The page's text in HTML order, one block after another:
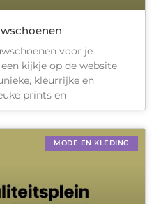
voor je
kijkje op de website
kleurrijke en
prints en
MODE EN KLEDING